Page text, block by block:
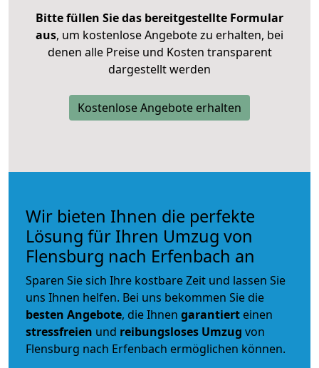
Bitte füllen Sie das bereitgestellte Formular
aus, um kostenlose Angebote zu erhalten, bei
denen alle Preise und Kosten transparent
dargestellt werden
Kostenlose Angebote erhalten
Wir bieten Ihnen die perfekte
Lösung für Ihren Umzug von
Flensburg nach Erfenbach an
Sparen Sie sich Ihre kostbare Zeit und lassen Sie
uns Ihnen helfen. Bei uns bekommen Sie die
besten Angebote, die Ihnen garantiert einen
stressfreien und reibungsloses Umzug von
Flensburg nach Erfenbach ermöglichen können.